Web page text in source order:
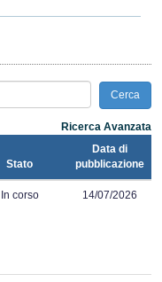
Ricerca Avanzata
Stato
Data di
pubblicazione
In corso 14/07/2026